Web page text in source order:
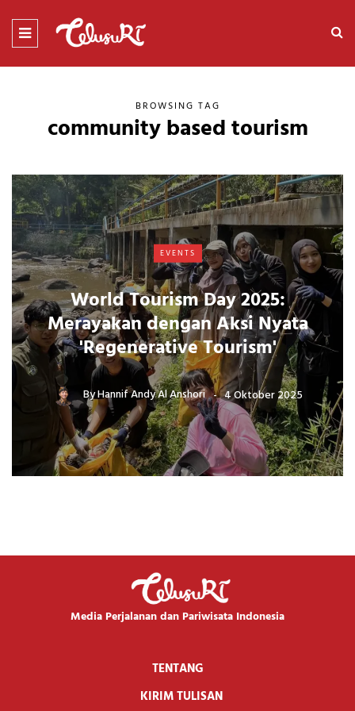
BROWSING TAG
community based tourism
EVENTS
World Tourism Day 2025:
Merayakan dengan Aksi Nyata
'Regenerative Tourism'
ByHannif Andy Al Anshori 4 Oktober 2025
Media Perjalanan dan Pariwisata Indonesia
TENTANG
KIRIM TULISAN